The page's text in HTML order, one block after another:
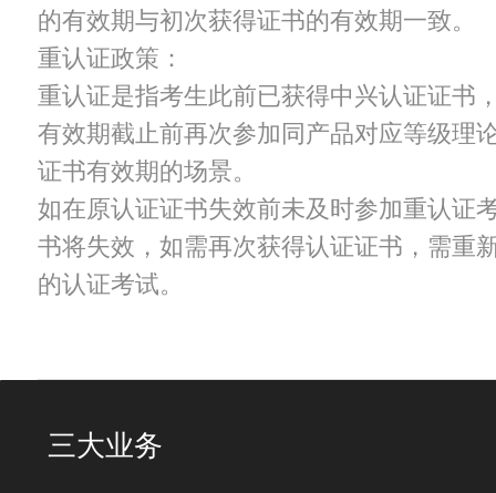
的有效期与初次获得证书的有效期一致。
重认证政策：
重认证是指考生此前已获得中兴认证证书
有效期截止前再次参加同产品对应等级理
证书有效期的场景。
如在原认证证书失效前未及时参加重认证
书将失效，如需再次获得认证证书，需重
的认证考试。
三大业务